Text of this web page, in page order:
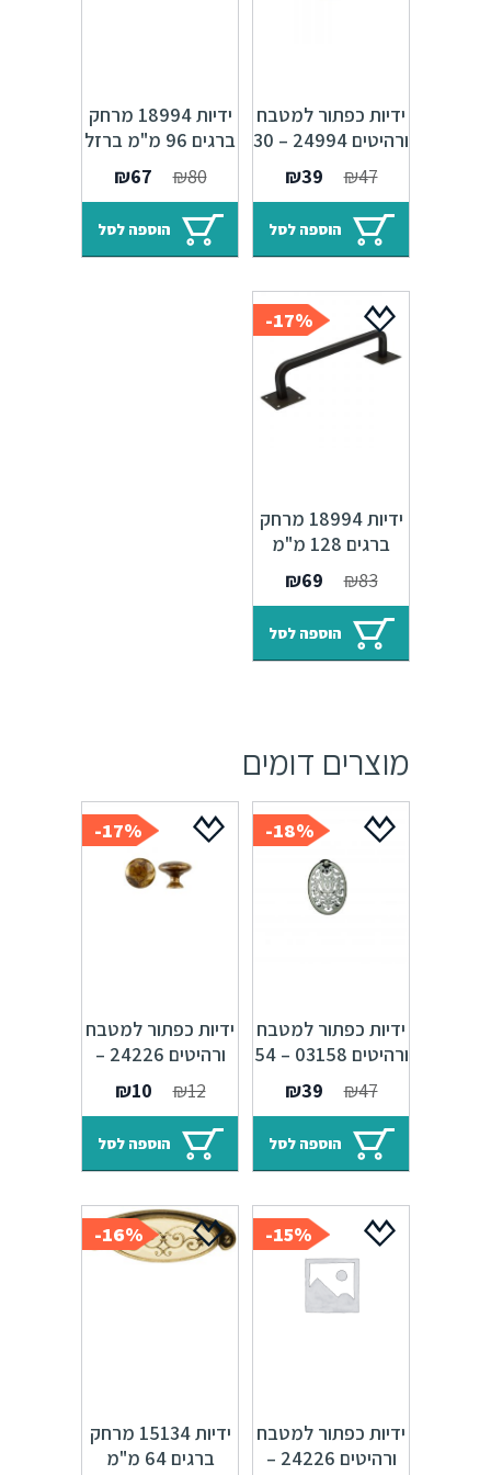
ידיות כפתור למטבח
ורהיטים 24994 – 30
מ"מ ברזל רומא
M27
₪47
המחיר
המקורי
היה:
₪47.
₪39
הנוכחי
הוא:
₪39.
הוספה לסל
ידיות 18994 מרחק
ברגים 96 מ"מ ברזל
רומא M27
₪80
המחיר
המקורי
היה:
₪80.
₪67
הנוכחי
הוא:
₪67.
הוספה לסל
17%-
ידיות 18994 מרחק
ברגים 128 מ"מ
ברזל רומא M27
₪83
המחיר
המקורי
היה:
₪83.
₪69
הנוכחי
הוא:
₪69.
הוספה לסל
מוצרים דומים
18%-
ידיות כפתור למטבח
ורהיטים 03158 – 54
מ"מ כסף עתיק
Alhambra M25
₪47
המחיר
המקורי
היה:
₪47.
₪39
הנוכחי
הוא:
₪39.
הוספה לסל
17%-
ידיות כפתור למטבח
ורהיטים 24226 –
25 מ"מ פליז עתיק
M03
₪12
המחיר
המקורי
היה:
₪12.
₪10
הנוכחי
הוא:
₪10.
הוספה לסל
15%-
ידיות כפתור למטבח
ורהיטים 24226 –
16%-
ידיות 15134 מרחק
ברגים 64 מ"מ